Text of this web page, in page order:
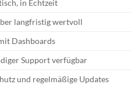
in Echtzeit
langfristig wertvoll
Dashboards
Support verfügbar
und regelmäßige Updates